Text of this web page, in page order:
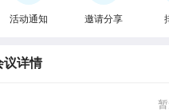
活动通知 邀请分享
议详情